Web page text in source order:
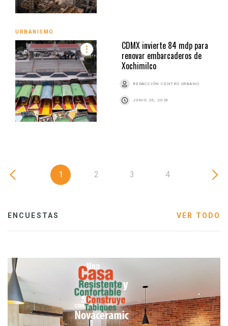
URBANISMO
CDMX invierte 84 mdp para
renovar embarcaderos de
Xochimilco
REDACCIÓN CENTRO URBANO
JUNIO 26, 2026
1 2 3 4
ENCUESTAS VER TODO